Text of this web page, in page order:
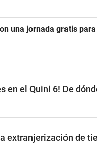
una jornada gratis
en el Quini 6! De
extranjerización de